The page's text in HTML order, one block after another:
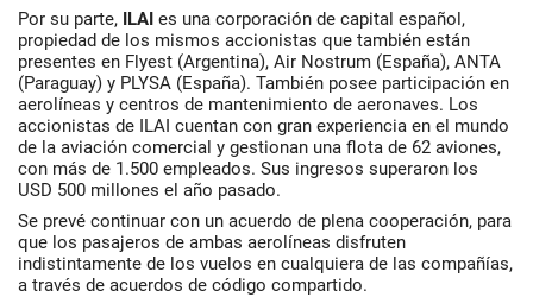
Por su parte, ILAI es una corporación de capital español,
propiedad de los mismos accionistas que también están
presentes en Flyest (Argentina), Air Nostrum (España), ANTA
(Paraguay) y PLYSA (España). También posee participación en
aerolíneas y centros de mantenimiento de aeronaves. Los
accionistas de ILAI cuentan con gran experiencia en el mundo
de la aviación comercial y gestionan una flota de 62 aviones,
con más de 1.500 empleados. Sus ingresos superaron los
USD 500 millones el año pasado.
Se prevé continuar con un acuerdo de plena cooperación, para
que los pasajeros de ambas aerolíneas disfruten
indistintamente de los vuelos en cualquiera de las compañías,
a través de acuerdos de código compartido.